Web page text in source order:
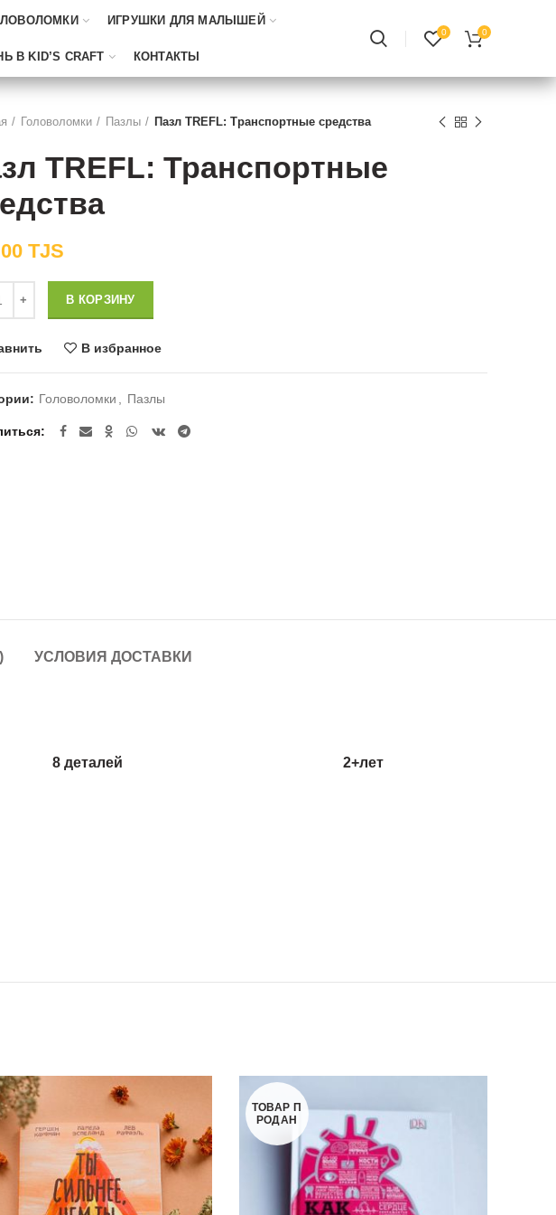
ИГРУШКИ ДЛЯ МАЛЫШЕЙ
В KID’S CRAFT КОНТАКТЫ
0 0
Головоломки Пазлы Пазл TREFL: Транспортные средства
TREFL: Транспортные
TJS
В КОРЗИНУ
В избранное
Головоломки Пазлы
УСЛОВИЯ ДОСТАВКИ
8 деталей 2+лет
ТОВАР П
РОДАН